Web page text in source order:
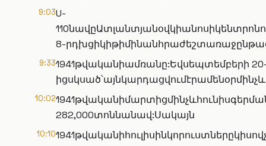
9:03U-
8-
9:331941թվականիամռանը:Եվսեպտեմբերի
10:02
282,000տոննանավ:Սակայն
10:10